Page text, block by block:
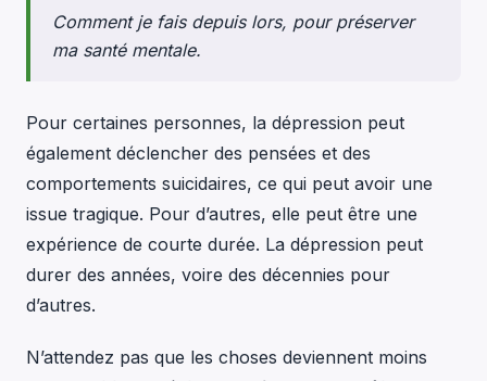
Comment je fais depuis lors, pour préserver
ma santé mentale.
Pour certaines personnes, la dépression peut
également déclencher des pensées et des
comportements suicidaires, ce qui peut avoir une
issue tragique. Pour d’autres, elle peut être une
expérience de courte durée. La dépression peut
durer des années, voire des décennies pour
d’autres.
N’attendez pas que les choses deviennent moins